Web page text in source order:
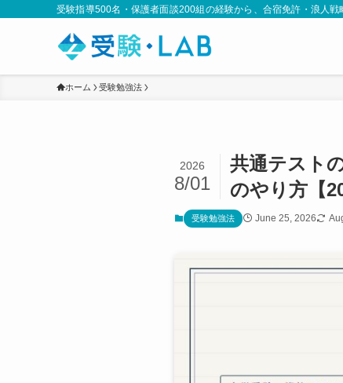
受験指導500名・保護者面談200組の経験から、合宿免許・浪人
ホーム 受験勉強法
共通テスト
のやり方【
2026
8/01
受験勉強法 June 25, 2026